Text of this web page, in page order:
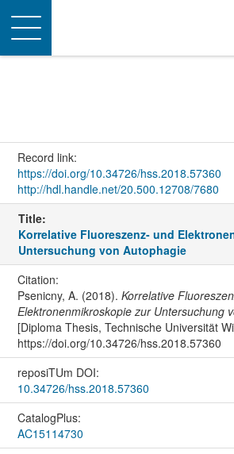
Toggle
navigation
Record link:
https://doi.org/10.34726/hss.2018.57360
http://hdl.handle.net/20.500.12708/7680
Title:
Korrelative Fluoreszenz- und
Untersuchung von Autophagie
Citation:
Psenicny, A. (2018). Korrelative
Elektronenmikroskopie zur Untersuchung
[Diploma Thesis, Technische Universität
https://doi.org/10.34726/hss.2018.57360
reposiTUm DOI:
10.34726/hss.2018.57360
CatalogPlus:
AC15114730